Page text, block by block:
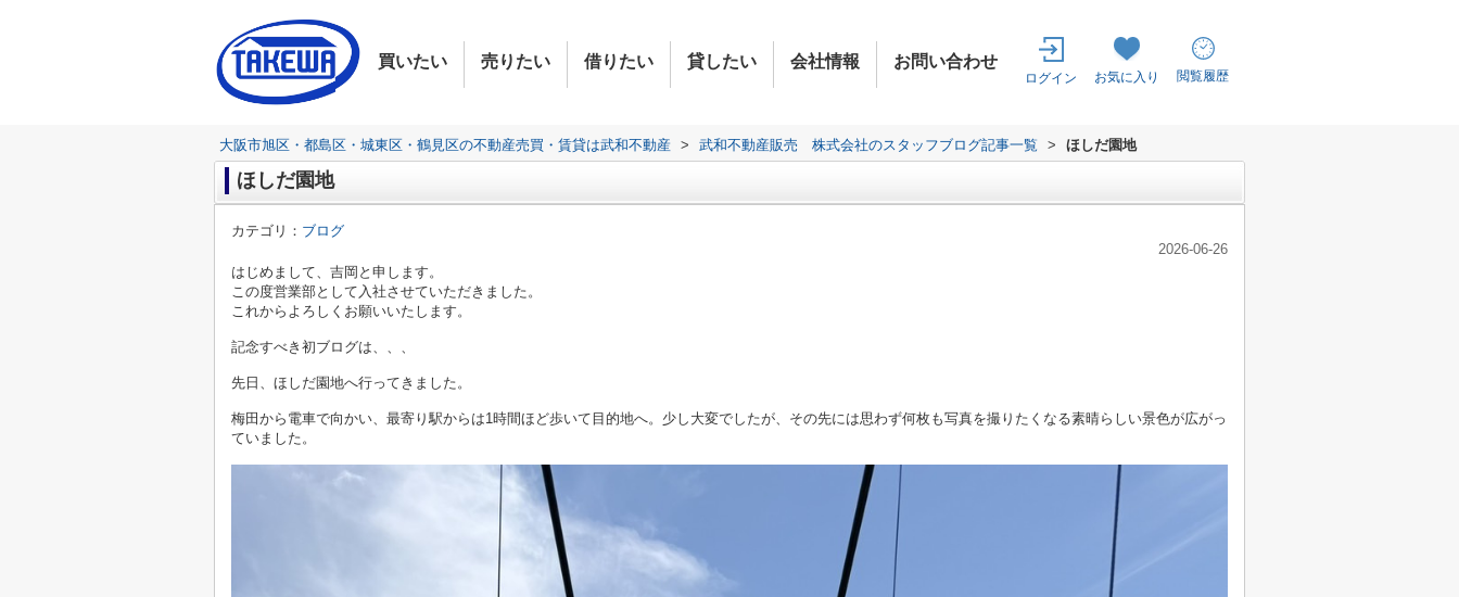
買いたい 売りたい 借りたい 貸したい 会社情報 お問い合わせ
ログイン お気に入り 閲覧履歴
大阪市旭区・都島区・城東区・鶴見区の不動産売買・賃貸は武和不動産 > 武和不動産販売 株式会社のスタッフブログ記事一覧 > ほしだ園地
ほしだ園地
カテゴリ： ブログ
2026-06-26
はじめまして、吉岡と申します。
この度営業部として入社させていただきました。
これからよろしくお願いいたします。
記念すべき初ブログは、、、
先日、ほしだ園地へ行ってきました。
梅田から電車で向かい、最寄り駅からは1時間ほど歩いて目的地へ。少し大変でしたが、その先には思わず何枚も写真を撮りたくなる素晴らしい景色が広がっ
ていました。